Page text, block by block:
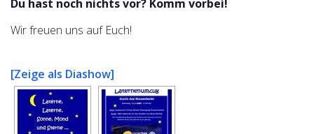
Du hast noch nichts vor? Komm vorbei!
Wir freuen uns auf Euch!
[Zeige als Diashow]